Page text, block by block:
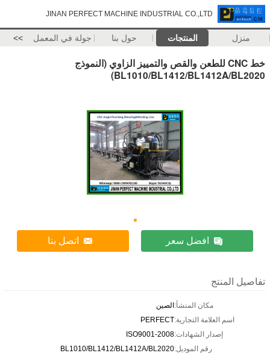
JINAN PERFECT MACHINE INDUSTRIAL CO.,LTD
منزل المنتجات حول بنا جولة في المعمل >>
خط CNC للطعن والقص والتمييز الزاوي (النموذج
BL1010/BL1412/BL1412A/BL2020)
افضل سعر اتصل بنا
تفاصيل المنتج
مكان المنشأ:الصين
اسم العلامة التجارية:PERFECT
إصدار الشهادات:ISO9001-2008
رقم الموديل:BL1010/BL1412/BL1412A/BL2020